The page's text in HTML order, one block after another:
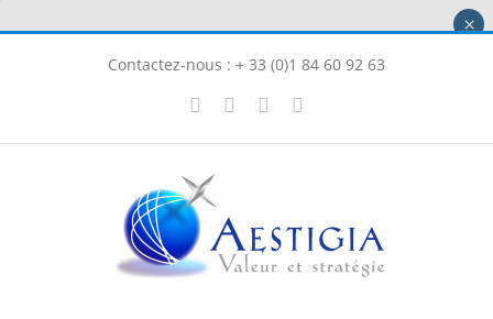
Contactez-nous : + 33 (0)1 84 60 92 63
LinkedInInstagram
×